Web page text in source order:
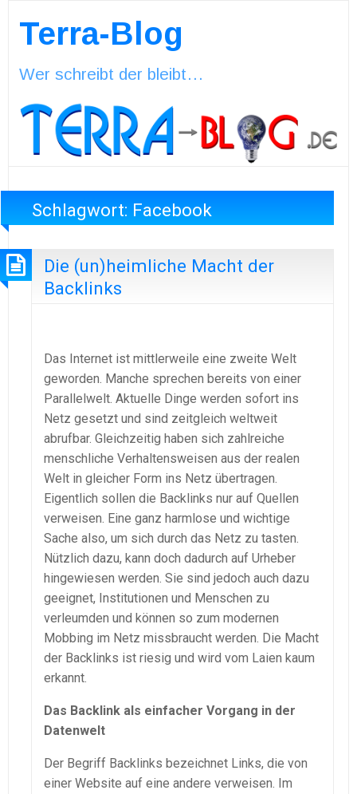
Terra-Blog
Wer schreibt der bleibt…
Schlagwort: Facebook
Die (un)heimliche Macht der
Backlinks
Das Internet ist mittlerweile eine zweite Welt
geworden. Manche sprechen bereits von einer
Parallelwelt. Aktuelle Dinge werden sofort ins
Netz gesetzt und sind zeitgleich weltweit
abrufbar. Gleichzeitig haben sich zahlreiche
menschliche Verhaltensweisen aus der realen
Welt in gleicher Form ins Netz übertragen.
Eigentlich sollen die Backlinks nur auf Quellen
verweisen. Eine ganz harmlose und wichtige
Sache also, um sich durch das Netz zu tasten.
Nützlich dazu, kann doch dadurch auf Urheber
hingewiesen werden. Sie sind jedoch auch dazu
geeignet, Institutionen und Menschen zu
verleumden und können so zum modernen
Mobbing im Netz missbraucht werden. Die Macht
der Backlinks ist riesig und wird vom Laien kaum
erkannt.
Das Backlink als einfacher Vorgang in der
Datenwelt
Der Begriff Backlinks bezeichnet Links, die von
einer Website auf eine andere verweisen. Im